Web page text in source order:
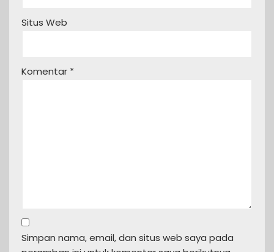
Situs Web
Komentar *
Simpan nama, email, dan situs web saya pada